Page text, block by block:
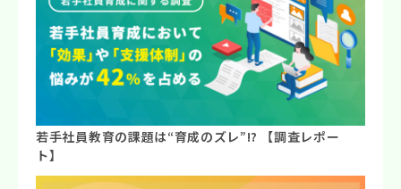
若手社員教育の課題は“育成のズレ”⁉ 【調査レポー
ト】